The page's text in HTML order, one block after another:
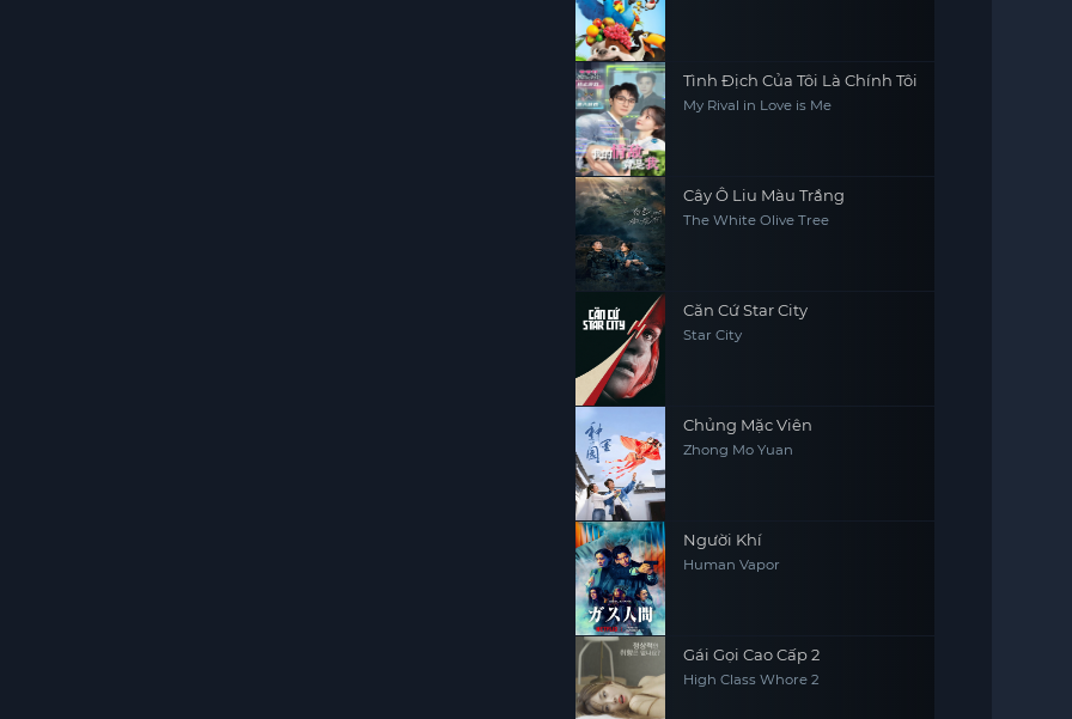
Tình Địch Của Tôi Là Chính Tôi
My Rival in Love is Me
Cây Ô Liu Màu Trắng
The White Olive Tree
Căn Cứ Star City
Star City
Chủng Mặc Viên
Zhong Mo Yuan
Người Khí
Human Vapor
Gái Gọi Cao Cấp 2
High Class Whore 2